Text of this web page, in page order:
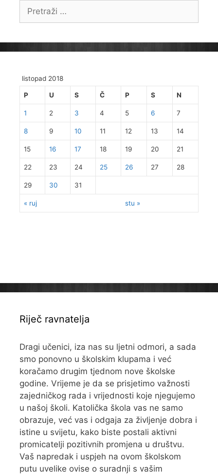
Pretraži:
listopad 2018
P U S Č P S N
« ruj stu »
1 2 3 4 5 6 7
8 9 10 11 12 13 14
15 16 17 18 19 20 21
22 23 24 25 26 27 28
29 30 31
Riječ ravnatelja
Dragi učenici, iza nas su ljetni odmori, a sada
smo ponovno u školskim klupama i već
koračamo drugim tjednom nove školske
godine. Vrijeme je da se prisjetimo važnosti
zajedničkog rada i vrijednosti koje njegujemo
u našoj školi. Katolička škola vas ne samo
obrazuje, već vas i odgaja za življenje dobra i
istine u svijetu, kako biste postali aktivni
promicatelji pozitivnih promjena u društvu.
Vaš napredak i uspjeh na ovom školskom
putu uvelike ovise o suradnji s vašim